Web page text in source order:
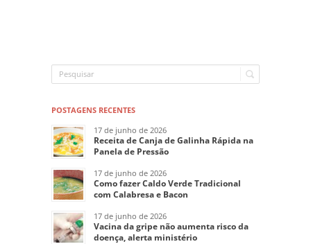
POSTAGENS RECENTES
17 de junho de 2026
Receita de Canja de Galinha Rápida na
Panela de Pressão
17 de junho de 2026
Como fazer Caldo Verde Tradicional
com Calabresa e Bacon
17 de junho de 2026
Vacina da gripe não aumenta risco da
doença, alerta ministério